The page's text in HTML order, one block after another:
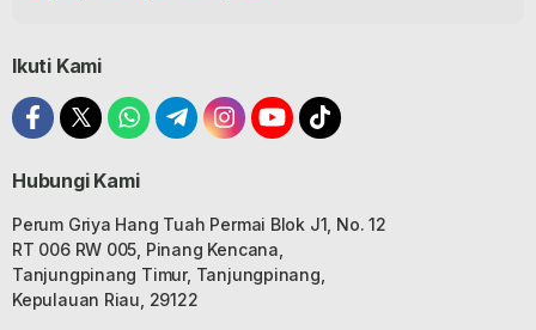
Ikuti Kami
Hubungi Kami
Perum Griya Hang Tuah Permai Blok J1, No. 12
RT 006 RW 005, Pinang Kencana,
Tanjungpinang Timur, Tanjungpinang,
Kepulauan Riau, 29122